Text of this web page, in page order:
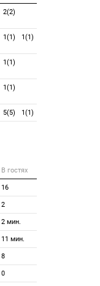
2(2)
1(1) 1(1)
1(1)
1(1)
5(5) 1(1)
В гостях
16
2
2 мин.
11 мин.
8
0